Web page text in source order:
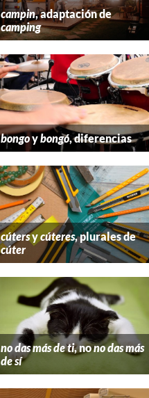
campin, adaptación de
camping
bongoybongó, diferencias
cútersycúteres, plurales de
cúter
no das más de ti, nono das más
de sí